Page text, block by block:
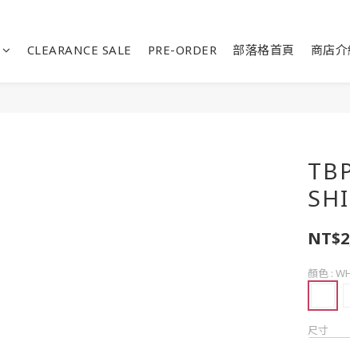
CLEARANCE SALE PRE-ORDER 部落格首頁 商店介
顏色 :
尺寸